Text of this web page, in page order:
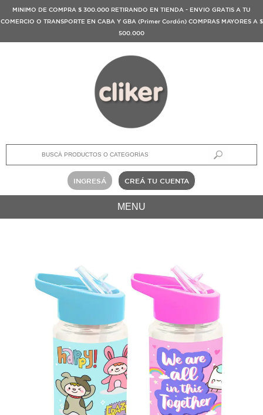
MINIMO DE COMPRA $ 300.000 RETIRANDO EN TIENDA - ENVIO GRATIS A TU
COMERCIO O TRANSPORTE EN CABA Y GBA (Primer Cordón) COMPRAS MAYORES A $
500.000
INGRESÁ CREÁ TU CUENTA
MENU